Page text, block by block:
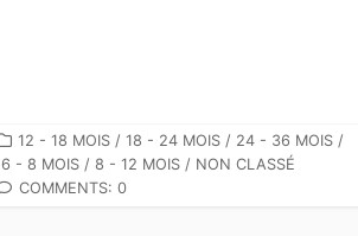
CATEGORIES
12 - 18 MOIS / 18 - 24 MOIS / 24 - 36 MOIS /
6 - 8 MOIS / 8 - 12 MOIS / NON CLASSÉ
COMMENTS: 0